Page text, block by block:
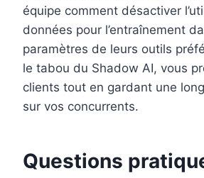
équipe comment désactiver
données pour l’entraînement
paramètres de leurs outils
le tabou du Shadow AI, vous
clients tout en gardant une
sur vos concurrents.
Questions